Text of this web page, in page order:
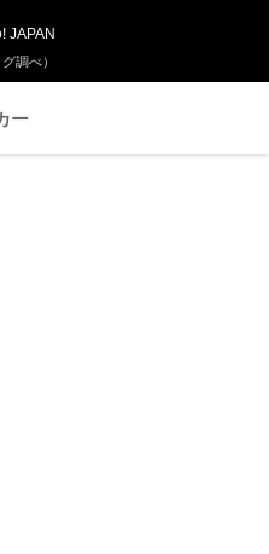
調べ）
JAPAN
ー